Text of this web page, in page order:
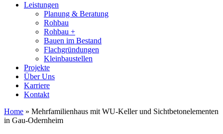
Leistungen
Planung & Beratung
Rohbau
Rohbau +
Bauen im Bestand
Flachgründungen
Kleinbaustellen
Projekte
Über Uns
Karriere
Kontakt
Home » Mehrfamilienhaus mit WU-Keller und Sichtbetonelementen
in Gau-Odernheim